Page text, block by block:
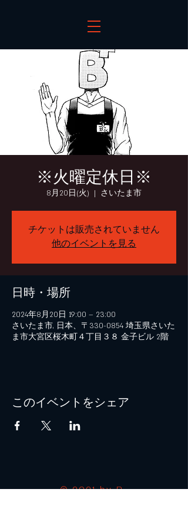
※火曜定休日※
8月20日(火)
  |
さいたま市
チケットは販売されていません
他のイベントを見る
日時・場所
2024年8月20日 19:00 – 23:00
さいたま市, 日本、〒330-0854 埼玉県さいた
ま市大宮区桜木町４丁目３８ 金子ビル 2階
このイベントをシェア
© 2021 by B+